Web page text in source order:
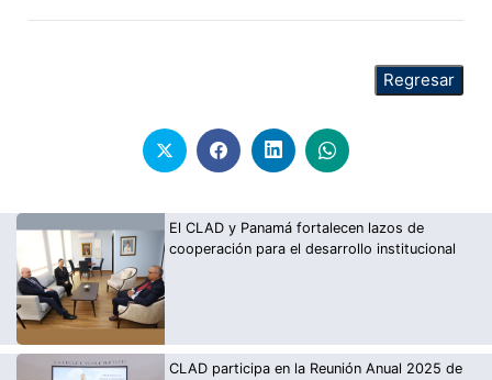
El CLAD y Panamá fortalecen lazos de
cooperación para el desarrollo institucional
CLAD participa en la Reunión Anual 2025 de